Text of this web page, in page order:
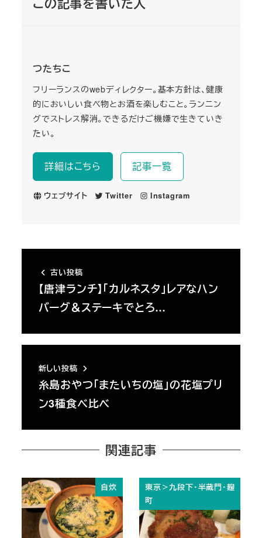
つたちこ
フリーランスのwebディレクター。基本方針は、健康
的においしい食べ物とお酒を楽しむこと。ランニン
グでストレス解消。できるだけご機嫌で生きていき
たい。
詳細はこちら 記事一覧
ウェブサイト Twitter Instagram
古い投稿
【唐津ランチ】「カルネスタ」レアなハン
バーグ＆ステーキでとろ…
新しい投稿
糸島おやつ「またいちの塩」の花塩プリ
ン3種食べ比べ
関連記事
自炊
東京＞九段下・半蔵門・麹
町